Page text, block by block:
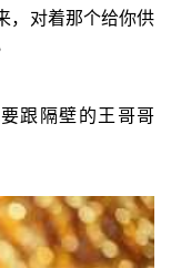
，对着那个给你供
跟隔壁的王哥哥